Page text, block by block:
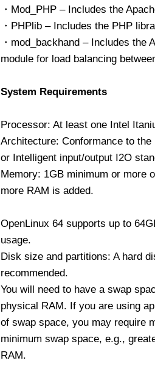
・Mod_PHP – Includes the
・PHPlib – Includes the PHP
・mod_backhand – Includes the
module for load balancing
System Requirements
Processor: At least one Intel
Architecture: Conformance to
or Intelligent input/output I2O
Memory: 1GB minimum or more
more RAM is added.
OpenLinux 64 supports up to
usage.
Disk size and partitions: A hard
recommended.
You will need to have a swap
physical RAM. If you are using
of swap space, you may require
minimum swap space, e.g.,
RAM.